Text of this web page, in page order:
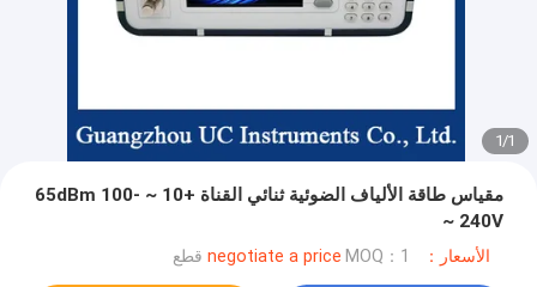
1
/
1
مقياس طاقة الألياف الضوئية ثنائي القناة +10 ~ -65dBm 100
~ 240V
الأسعار：negotiate a price MOQ：1 قطع